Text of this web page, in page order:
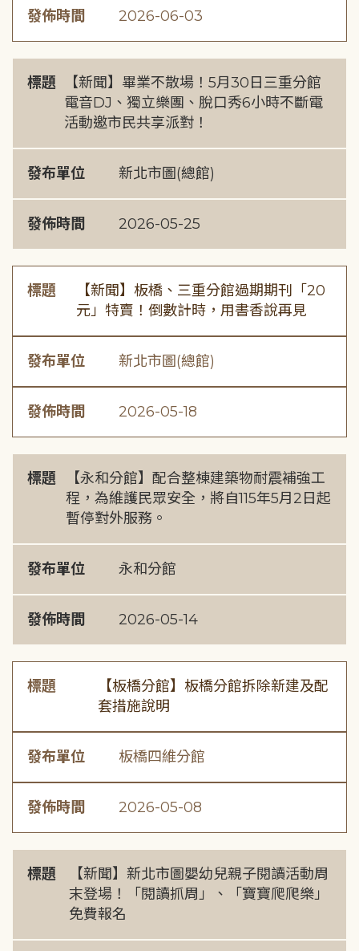
發佈時間 2026-06-03
標題
【新聞】畢業不散場！5月30日三重分館
電音DJ、獨立樂團、脫口秀6小時不斷電
活動邀市民共享派對！
發布單位 新北市圖(總館)
發佈時間 2026-05-25
標題
【新聞】板橋、三重分館過期期刊「20
元」特賣！倒數計時，用書香說再見
發布單位 新北市圖(總館)
發佈時間 2026-05-18
標題
【永和分館】配合整棟建築物耐震補強工
程，為維護民眾安全，將自115年5月2日起
暫停對外服務。
發布單位 永和分館
發佈時間 2026-05-14
標題
【板橋分館】板橋分館拆除新建及配
套措施說明
發布單位 板橋四維分館
發佈時間 2026-05-08
標題
【新聞】新北市圖嬰幼兒親子閱讀活動周
末登場！「閱讀抓周」、「寶寶爬爬樂」
免費報名